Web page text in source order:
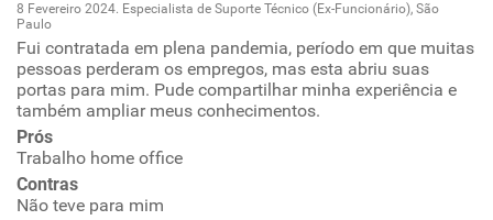
Oportunidade de promoção
Ambiente de trabalho
Conciliação com a vida familiar
Benefícios
8 Fevereiro 2024. Especialista de Suporte Técnico (Ex-Funcionário), São
Paulo
Fui contratada em plena pandemia, período em que muitas
pessoas perderam os empregos, mas esta abriu suas
portas para mim. Pude compartilhar minha experiência e
também ampliar meus conhecimentos.
Prós
Trabalho home office
Contras
Não teve para mim